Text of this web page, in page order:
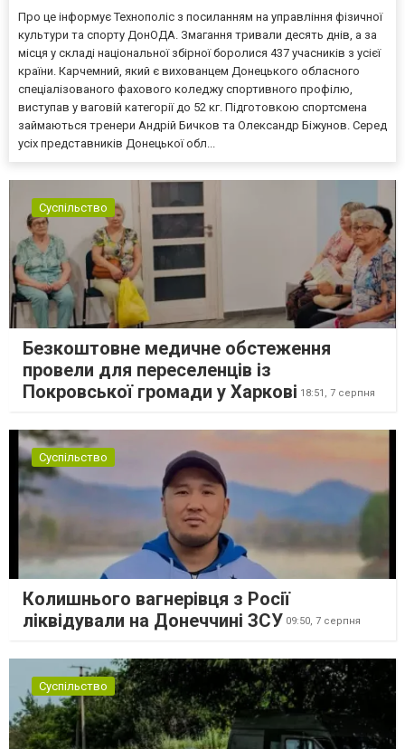
Про це інформує Технополіс з посиланням на управління фізичної
культури та спорту ДонОДА. Змагання тривали десять днів, а за
місця у складі національної збірної боролися 437 учасників з усієї
країни. Карчемний, який є вихованцем Донецького обласного
спеціалізованого фахового коледжу спортивного профілю,
виступав у ваговій категорії до 52 кг. Підготовкою спортсмена
займаються тренери Андрій Бичков та Олександр Біжунов. Серед
усіх представників Донецької обл...
Суспільство
Безкоштовне медичне обстеження
провели для переселенців із
Покровської громади у Харкові 18:51, 7 серпня
Суспільство
Колишнього вагнерівця з Росії
ліквідували на Донеччині ЗСУ 09:50, 7 серпня
Суспільство